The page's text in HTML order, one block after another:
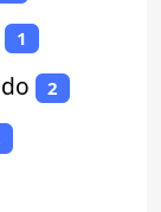
1
2